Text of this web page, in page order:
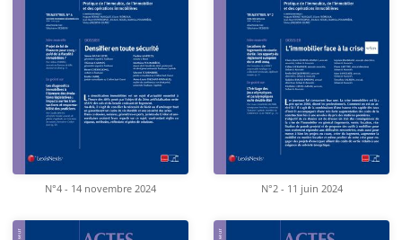
N°4 - 14 novembre 2024 N°2 - 11 juin 2024